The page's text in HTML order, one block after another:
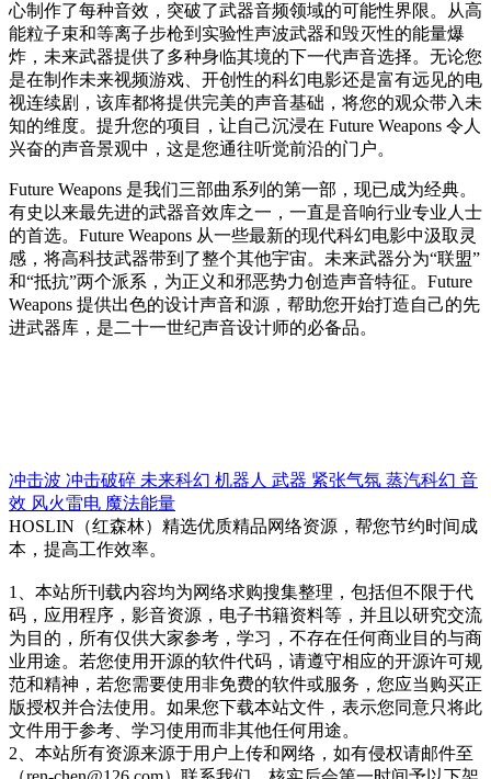
心制作了每种音效，突破了武器音频领域的可能性界限。从高
能粒子束和等离子步枪到实验性声波武器和毁灭性的能量爆
炸，未来武器提供了多种身临其境的下一代声音选择。无论您
是在制作未来视频游戏、开创性的科幻电影还是富有远见的电
视连续剧，该库都将提供完美的声音基础，将您的观众带入未
知的维度。提升您的项目，让自己沉浸在 Future Weapons 令人
兴奋的声音景观中，这是您通往听觉前沿的门户。
Future Weapons 是我们三部曲系列的第一部，现已成为经典。
有史以来最先进的武器音效库之一，一直是音响行业专业人士
的首选。Future Weapons 从一些最新的现代科幻电影中汲取灵
感，将高科技武器带到了整个其他宇宙。未来武器分为“联盟”
和“抵抗”两个派系，为正义和邪恶势力创造声音特征。Future
Weapons 提供出色的设计声音和源，帮助您开始打造自己的先
进武器库，是二十一世纪声音设计师的必备品。
冲击波 冲击破碎 未来科幻 机器人 武器 紧张气氛 蒸汽科幻 音
效 风火雷电 魔法能量
HOSLIN（红森林）精选优质精品网络资源，帮您节约时间成
本，提高工作效率。
1、本站所刊载内容均为网络求购搜集整理，包括但不限于代
码，应用程序，影音资源，电子书籍资料等，并且以研究交流
为目的，所有仅供大家参考，学习，不存在任何商业目的与商
业用途。若您使用开源的软件代码，请遵守相应的开源许可规
范和精神，若您需要使用非免费的软件或服务，您应当购买正
版授权并合法使用。如果您下载本站文件，表示您同意只将此
文件用于参考、学习使用而非其他任何用途。
2、本站所有资源来源于用户上传和网络，如有侵权请邮件至